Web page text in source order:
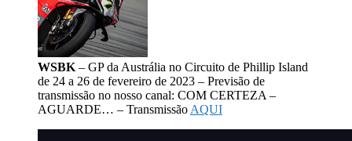
WSBK – GP da Austrália no Circuito de Phillip Island
de 24 a 26 de fevereiro de 2023 – Previsão de
transmissão no nosso canal: COM CERTEZA –
AGUARDE… – Transmissão AQUI